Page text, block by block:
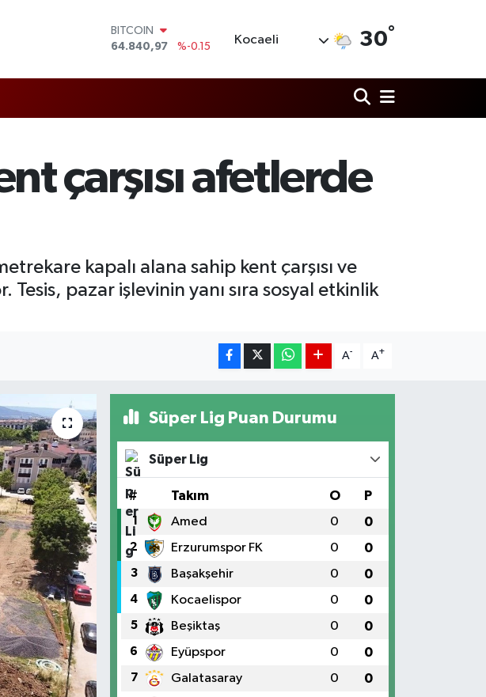
64.840,97
DOLAR
BİST100
13.779
%-14
Kocaeli 30°
çarşısı afetlerde
kapalı alana sahip kent çarşısı ve
pazar işlevinin yanı sıra sosyal etkinlik
A- A+
Süper Lig Puan Durumu
Süper Lig
# Takım O P
1 Amed 0 0
2 Erzurumspor FK 0 0
3 Başakşehir 0 0
4 Kocaelispor 0 0
5 Beşiktaş 0 0
6 Eyüpspor 0 0
7 Galatasaray 0 0